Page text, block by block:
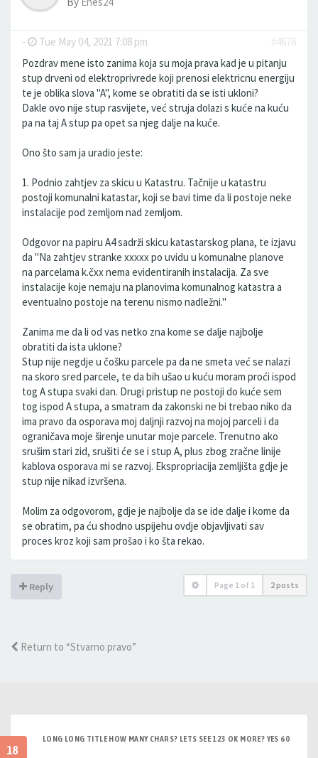
- Tue May 04, 2021 7:08 pm
#4678
Pozdrav mene isto zanima koja su moja prava kad je u pitanju
stup drveni od elektroprivrede koji prenosi elektricnu energiju
te je oblika slova "A", kome se obratiti da se isti ukloni?
Dakle ovo nije stup rasvijete, već struja dolazi s kuće na kuću
pa na taj A stup pa opet sa njeg dalje na kuće.
Ono što sam ja uradio jeste:
1. Podnio zahtjev za skicu u Katastru. Tačnije u katastru
postoji komunalni katastar, koji se bavi time da li postoje neke
instalacije pod zemljom nad zemljom.
Odgovor na papiru A4 sadrži skicu katastarskog plana, te izjavu
da "Na zahtjev stranke xxxxx po uvidu u komunalne planove
na parcelama k.čxx nema evidentiranih instalacija. Za sve
instalacije koje nemaju na planovima komunalnog katastra a
eventualno postoje na terenu nismo nadležni."
Zanima me da li od vas netko zna kome se dalje najbolje
obratiti da ista uklone?
Stup nije negdje u čošku parcele pa da ne smeta već se nalazi
na skoro sred parcele, te da bih ušao u kuću moram proći ispod
tog A stupa svaki dan. Drugi pristup ne postoji do kuće sem
tog ispod A stupa, a smatram da zakonski ne bi trebao niko da
ima pravo da osporava moj daljnji razvoj na mojoj parceli i da
ograničava moje širenje unutar moje parcele. Trenutno ako
srušim stari zid, srušiti će se i stup A, plus zbog zračne linije
kablova osporava mi se razvoj. Ekspropriacija zemljišta gdje je
stup nije nikad izvršena.
Molim za odgovorom, gdje je najbolje da se ide dalje i kome da
se obratim, pa ću shodno uspijehu ovdje objavljivati sav
proces kroz koji sam prošao i ko šta rekao.
Reply Page 1 of 1 2 posts
Return to “Stvarno pravo”
18
LONG LONG TITLE HOW MANY CHARS? LETS SEE 123 OK MORE? YES 60